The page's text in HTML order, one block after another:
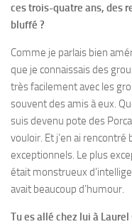
ces trois-quatre ans, des
bluffé ?
Comme je parlais bien
que je connaissais des
très facilement avec les
souvent des amis à eux.
suis devenu pote des
vouloir. Et j’en ai rencontré
exceptionnels. Le plus
était monstrueux
avait beaucoup d’humour.
Tu es allé chez lui à Laurel